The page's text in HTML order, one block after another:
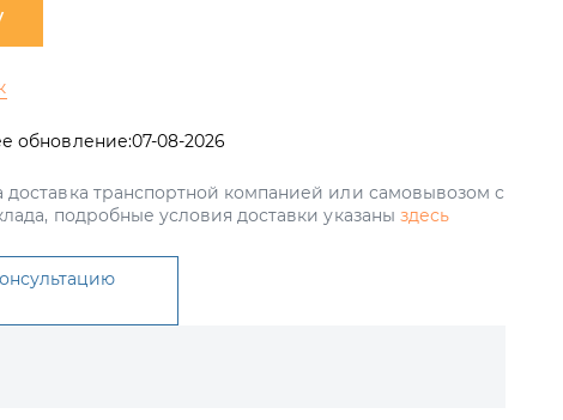
обновление:07-08-2026
доставка транспортной компанией или самовывозом с
подробные условия доставки указаны здесь